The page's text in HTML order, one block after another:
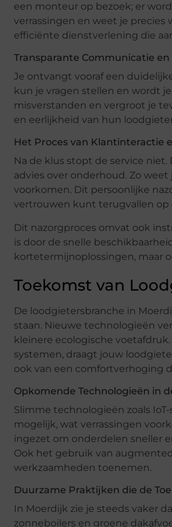
een monteur op bezoek; er
verrassingen en weet je precies
efficiënte dienstverlening die
Transparante Communicatie
Je ontvangt vooraf een
kun je vragen stellen en wordt
misverstanden en vergroot je
en eerlijkheid van hun
Het Proces van Klantinteractie
Na de klus stopt de service
advies over onderhoud. Zo
voorkomen. Dit persoonlijke
vertrouwen kunt terugvallen op
Dit nazorgproces omvat ook
is door de snelle
kortetermijnoplossingen, maar
Toekomst van
De loodgietersbranche in
staan. Nieuwe technologieën
kleinere ecologische
systemen, draagt jouw
ook van een comfortverhoging
Opkomende Technologieën in
Slimme technologieën zoals
mogelijk, wat verrassingen
ingezet om onderdelen sneller
Ook het gebruik van
werkzaamheden toenemen.
Duurzame Praktijken die de
In Moerdijk zie je steeds vaker
zonneboilers en groene